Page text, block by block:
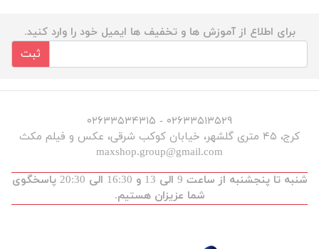
برای اطلاع از آموزش ها و تخفیف ها ایمیل خود را وارد کنید.
ثبت
۰۲۶۳۳۵۱۳۵۲۹ - ۰۲۶۳۳۵۳۴۳۱۵
کرج، ۴۵ متری گلشهر، خیابان کوکب شرقی، عکس و فیلم مکث
maxshop.group@gmail.com
شنبه تا پنجشنبه از ساعت 9 الی 13 و 16:30 الی 20:30 پاسخگوی
شما عزیزان هستیم.